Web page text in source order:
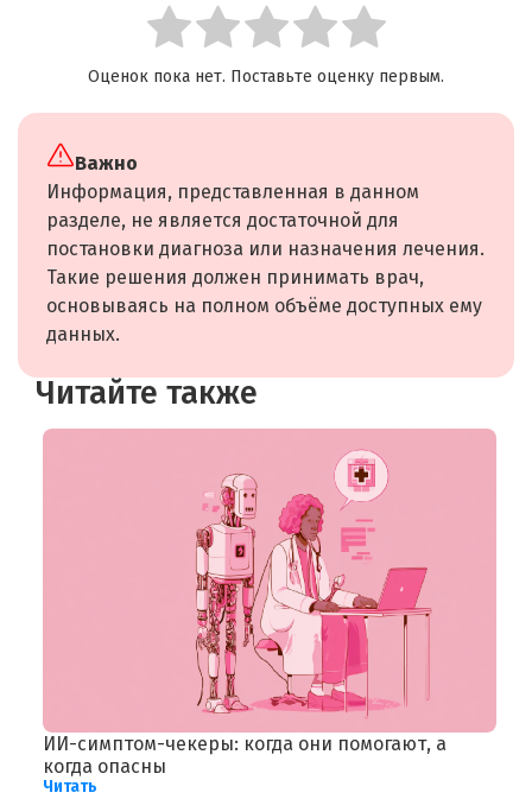
Оценок пока нет. Поставьте оценку первым.
Важно
Информация, представленная в данном
разделе, не является достаточной для
постановки диагноза или назначения лечения.
Такие решения должен принимать врач,
основываясь на полном объёме доступных ему
данных.
Читайте также
ИИ-симптом-чекеры: когда они помогают, а
когда опасны
Читать